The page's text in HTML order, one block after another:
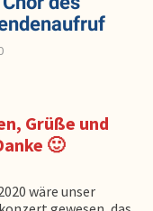
Grüße und
🙂
wäre unser